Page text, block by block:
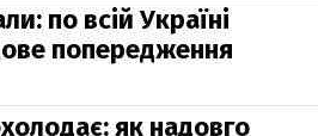
по всій Україні
попередження
як надовго